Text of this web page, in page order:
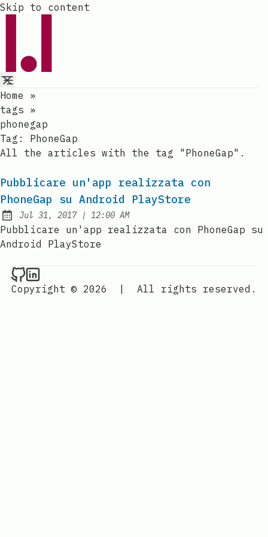
Skip to content
Home
»
tags »
phonegap
Tag: PhoneGap
All the articles with the tag "PhoneGap".
Pubblicare un'app realizzata con
PhoneGap su Android PlayStore
Published:
Jul 31, 2017| at
12:00 AM
Pubblicare un'app realizzata con PhoneGap su
Android PlayStore
Raval.li on Github
Raval.li on LinkedIn
Copyright © 2026
| All rights reserved.